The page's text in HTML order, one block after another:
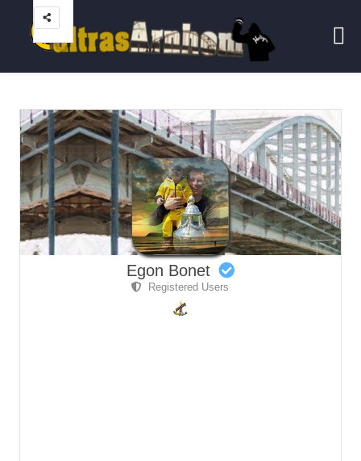
Egon Bonet
Registered Users